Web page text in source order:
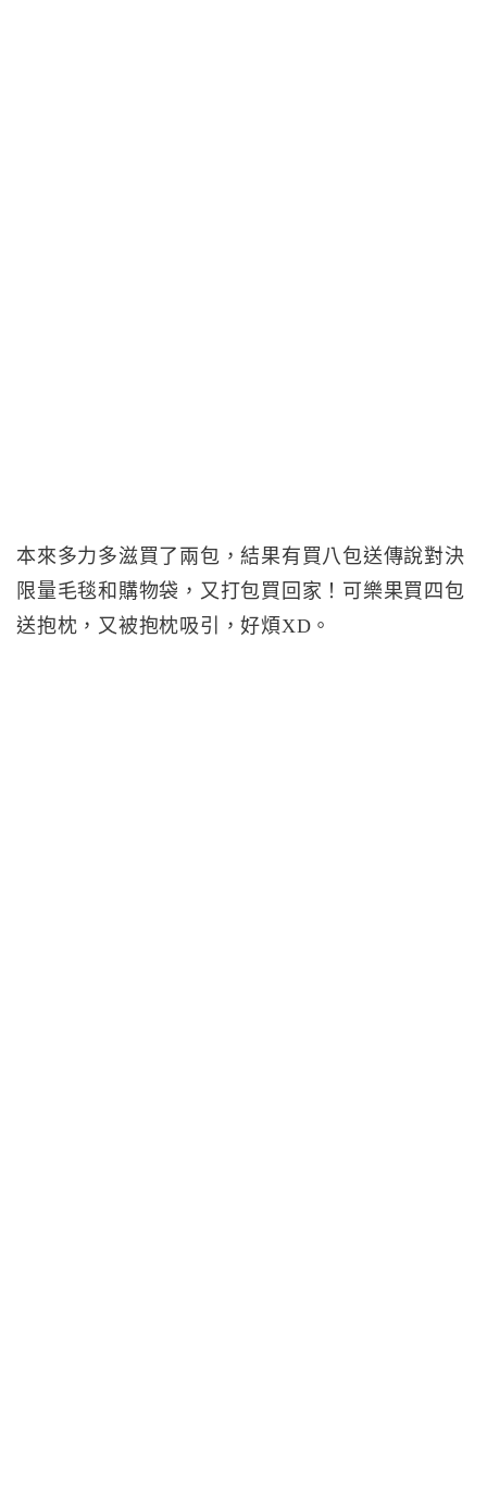
本來多力多滋買了兩包，結果有買八包送傳說對決
限量毛毯和購物袋，又打包買回家！可樂果買四包
送抱枕，又被抱枕吸引，好煩XD。